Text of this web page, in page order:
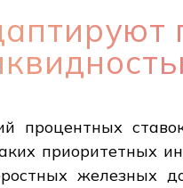
процентных
приоритетных
железных